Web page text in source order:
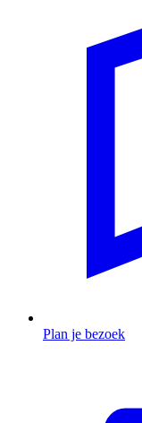
Plan je bezoek